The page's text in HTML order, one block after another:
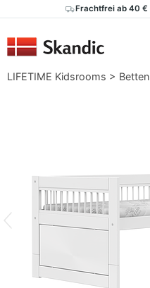
Frachtfrei ab 40 €
LIFETIME Kidsrooms > Betten